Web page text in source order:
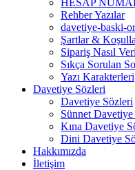
Rehber Yazılar
davetiye-baski-
Şartlar &
Sipariş Nasıl
Sıkça Sorulan
Yazı Karakterleri
Davetiye Sözleri
Davetiye Sözleri
Sünnet
Kına Davetiye
Dini Davetiye
Hakkımızda
İletişim